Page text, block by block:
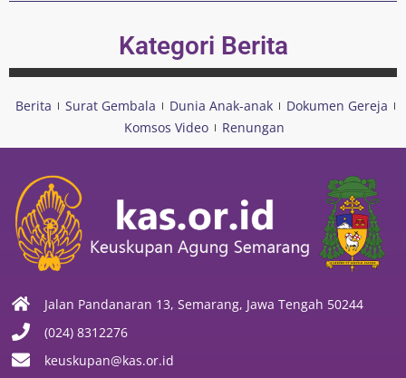
Kategori Berita
Berita Surat Gembala Dunia Anak-anak
Dokumen Gereja
Komsos Video
Renungan
Jalan Pandanaran 13, Semarang, Jawa Tengah 50244
(024) 8312276
keuskupan@kas.or.id